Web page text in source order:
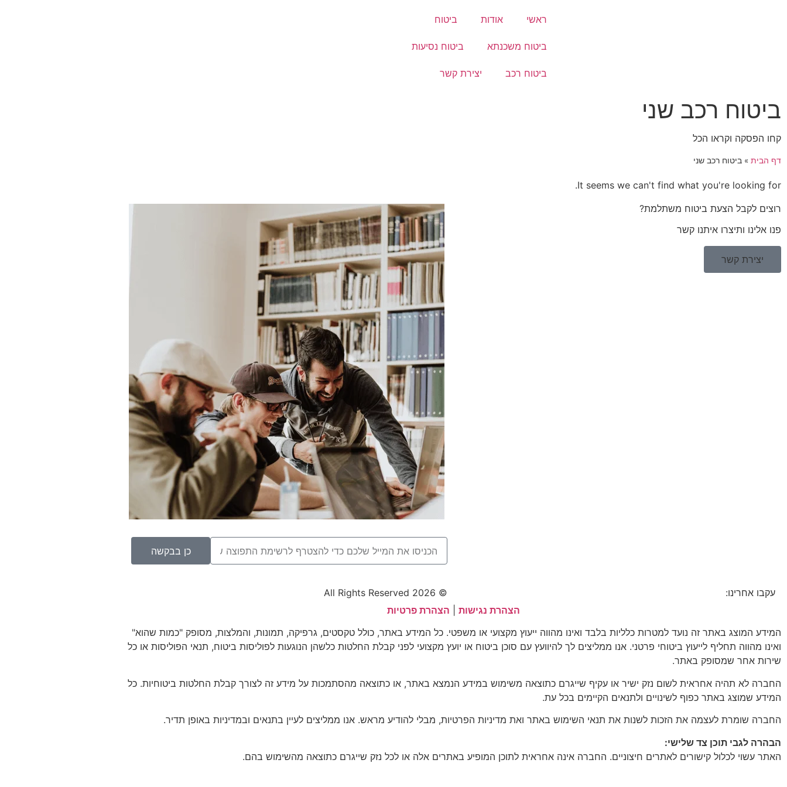
ראשי אודות ביטוח
ביטוח משכנתא ביטוח נסיעות
ביטוח רכב יצירת קשר
ביטוח רכב שני
קחו הפסקה וקראו הכל
דף הבית » ביטוח רכב שני
It seems we can't find what you're looking for.
רוצים לקבל הצעת ביטוח משתלמת?
פנו אלינו ותיצרו איתנו קשר
יצירת קשר
כן בבקשה
עקבו אחרינו:
© 2026 All Rights Reserved
הצהרת נגישות
הצהרת פרטיות
המידע המוצג באתר זה נועד למטרות כלליות בלבד ואינו מהווה ייעוץ מקצועי או משפטי. כל המידע באתר, כולל טקסטים, גרפיקה, תמונות, והמלצות, מסופק "כמות שהוא"
ואינו מהווה תחליף לייעוץ ביטוחי פרטני. אנו ממליצים לך להיוועץ עם סוכן ביטוח או יועץ מקצועי לפני קבלת החלטות כלשהן הנוגעות לפוליסות ביטוח, תנאי הפוליסות או כל
שירות אחר שמסופק באתר.
החברה לא תהיה אחראית לשום נזק ישיר או עקיף שייגרם כתוצאה משימוש במידע הנמצא באתר, או כתוצאה מהסתמכות על מידע זה לצורך קבלת החלטות ביטוחיות. כל
המידע שמוצג באתר כפוף לשינויים ולתנאים הקיימים בכל עת.
החברה שומרת לעצמה את הזכות לשנות את תנאי השימוש באתר ואת מדיניות הפרטיות, מבלי להודיע מראש. אנו ממליצים לעיין בתנאים ובמדיניות באופן תדיר.
הבהרה לגבי תוכן צד שלישי:
האתר עשוי לכלול קישורים לאתרים חיצוניים. החברה אינה אחראית לתוכן המופיע באתרים אלה או לכל נזק שייגרם כתוצאה מהשימוש בהם.